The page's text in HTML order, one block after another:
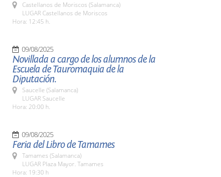
Castellanos de Moriscos (Salamanca)
LUGAR Castellanos de Moriscos
Hora: 12:45 h.
09/08/2025
Novillada a cargo de los alumnos de la
Escuela de Tauromaquia de la
Diputación.
Saucelle (Salamanca)
LUGAR Saucelle
Hora: 20:00 h.
09/08/2025
Feria del Libro de Tamames
Tamames (Salamanca)
LUGAR Plaza Mayor. Tamames
Hora: 19:30 h